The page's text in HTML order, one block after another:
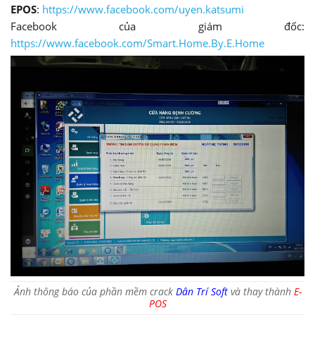
EPOS: https://www.facebook.com/uyen.katsumi
Facebook của giám đốc:
https://www.facebook.com/Smart.Home.By.E.Home
Ảnh thông báo của phần mềm crack Dân Trí Softvà thay thành E-
POS